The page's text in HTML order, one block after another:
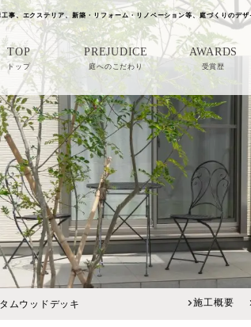
工事、エクステリア、新築・リフォーム・リノベーション等、庭づくりのデ
TOP
トップ
PREJUDICE
庭へのこだわり
AWARDS
受賞歴
ムウッドデッキ 施工概要